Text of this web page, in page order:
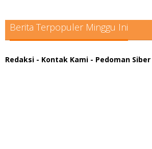
Berita Terpopuler Minggu Ini
Redaksi - Kontak Kami - Pedoman Siber